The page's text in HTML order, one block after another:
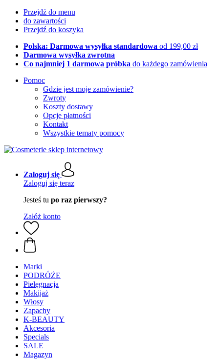
Przejdź do menu
do zawartości
Przejdź do koszyka
Polska: Darmowa wysyłka standardowa od 199,00 zł
Darmowa wysyłka zwrotna
Co najmniej 1 darmowa próbka do każdego zamówienia
Pomoc
Gdzie jest moje zamówienie?
Zwroty
Koszty dostawy
Opcje płatności
Kontakt
Wszystkie tematy pomocy
Zaloguj się
Zaloguj się teraz
Jesteś tu po raz pierwszy?
Załóż konto
Marki
PODRÓŻE
Pielęgnacja
Makijaż
Włosy
Zapachy
K-BEAUTY
Akcesoria
Specials
SALE
Magazyn